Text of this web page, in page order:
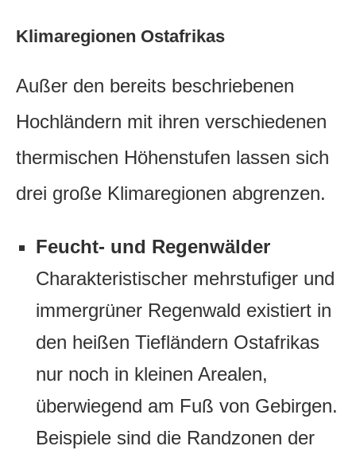
Klimaregionen Ostafrikas
Außer den bereits beschriebenen
Hochländern mit ihren verschiedenen
thermischen Höhenstufen lassen sich
drei große Klimaregionen abgrenzen.
Feucht- und Regenwälder
Charakteristischer mehrstufiger und
immergrüner Regenwald existiert in
den heißen Tiefländern Ostafrikas
nur noch in kleinen Arealen,
überwiegend am Fuß von Gebirgen.
Beispiele sind die Randzonen der